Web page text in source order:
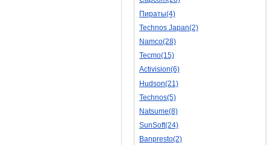
Дебильные(1)
2D(164)
На Русском Языке(11)
Бокс(6)
Карате(11)
Избей Их Всех(22)
Мотокросс(4)
Реслинг(10)
Подводная Лодка(2)
Лабиринт(2)
3D(12)
Пираты(4)
Technos Japan(2)
Namco(28)
Tecmo(15)
Activision(6)
Hudson(21)
Technos(5)
Natsume(8)
SunSoft(24)
Banpresto(2)